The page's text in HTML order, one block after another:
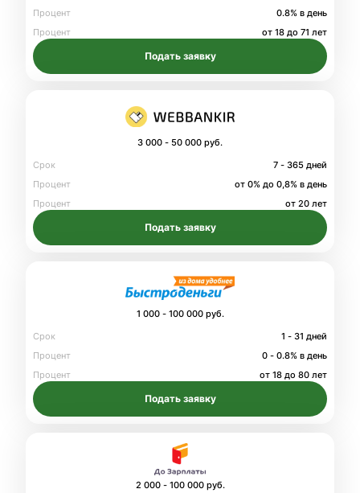
Процент
0.8% в день
Процент
от 18 до 71 лет
Подать заявку
3 000 - 50 000 руб.
Срок
7 - 365 дней
Процент
от 0% до 0,8% в день
Процент
от 20 лет
Подать заявку
1 000 - 100 000 руб.
Срок
1 - 31 дней
Процент
0 - 0.8% в день
Процент
от 18 до 80 лет
Подать заявку
2 000 - 100 000 руб.